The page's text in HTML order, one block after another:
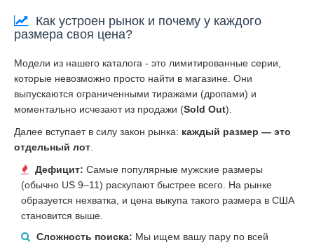
Как устроен рынок и почему у каждого
размера своя цена?
Модели из нашего каталога - это лимитированные серии,
которые невозможно просто найти в магазине. Они
выпускаются ограниченными тиражами (дропами) и
моментально исчезают из продажи (Sold Out).
Далее вступает в силу закон рынка: каждый размер — это
отдельный лот
Дефицит: Самые популярные мужские размеры
(обычно US 9–11) раскупают быстрее всего. На рынке
образуется нехватка, и цена выкупа такого размера в США
становится выше.
Сложность поиска: Мы ищем вашу пару по всей